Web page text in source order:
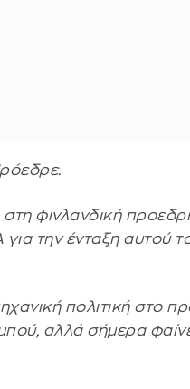
φινλανδική
την ένταξη αυτού
πολιτική στο
αλλά σήμερα